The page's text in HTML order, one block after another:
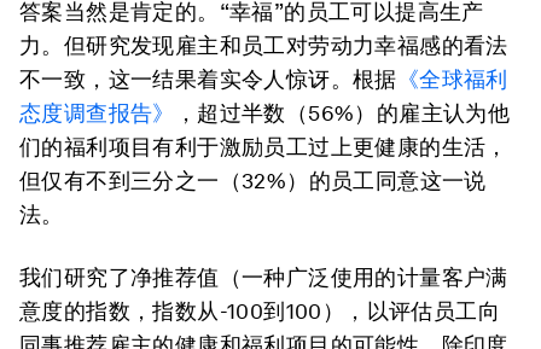
答案当然是肯定的。“幸福”的员工可以提高生产
力。但研究发现雇主和员工对劳动力幸福感的看法
不一致，这一结果着实令人惊讶。根据 《全球福利
态度调查报告》
，超过半数（56%）的雇主认为他
们的福利项目有利于激励员工过上更健康的生活，
但仅有不到三分之一（32%）的员工同意这一说
法。
我们研究了净推荐值（一种广泛使用的计量客户满
意度的指数，指数从-100到100），以评估员工向